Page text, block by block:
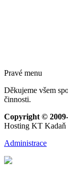
Pravé menu
Děkujeme všem
činnosti.
Copyright ©
Hosting KT Kadaň
Administrace